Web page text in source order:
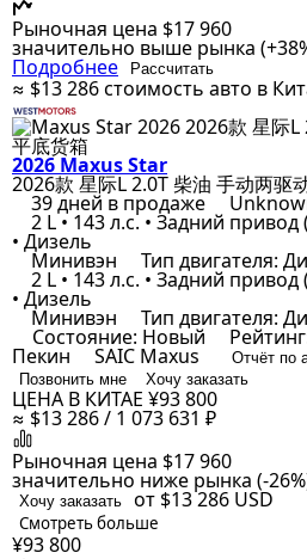
Рыночная цена $17 960
значительно выше рынка
Подробнее Рассчитать
≈ $13 286стоимость авто в
2026 Maxus Star
2026款 星际L 2.0T 柴油 手动两驱
39 дней в продаже
2 L • 143 л.с. • Задний
• Дизель
Минивэн Тип двигателя:
2 L • 143 л.с. • Задний
• Дизель
Минивэн Тип двигателя:
Состояние: Новый
Пекин SAIC Maxus
Отчёт по
Позвонить мне
Хочу заказать
ЦЕНА В КИТАЕ ¥93 800
≈ $13 286 / 1 073 631 ₽
Рыночная цена $17 960
значительно ниже рынка (-
Хочу заказать от $13 286 USD
Смотреть больше
¥93 800